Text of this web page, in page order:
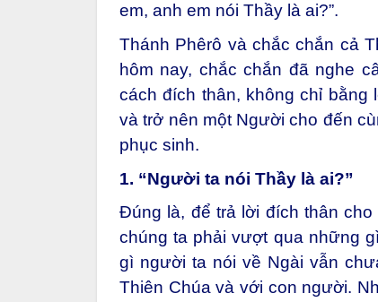
em, anh em nói Thầy là ai?”.
Thánh Phêrô và chắc chắn cả
hôm nay, chắc chắn đã nghe
cách đích thân, không chỉ
và trở nên một Người cho đến
phục sinh.
1. “Người ta nói Thầy là ai?”
Đúng là, để trả lời đích thân
chúng ta phải vượt qua những
gì người ta nói về Ngài vẫn
Thiên Chúa và với con người.